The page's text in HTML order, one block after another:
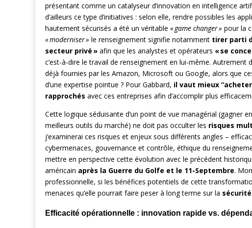
présentant comme un catalyseur d’innovation en intelligence
d’ailleurs ce type d’initiatives : selon elle, rendre possibles les
hautement sécurisés a été un véritable « game changer » pour la
« moderniser » le renseignement signifie notamment tirer parti
secteur privé » afin que les analystes et opérateurs « se
c’est-à-dire le travail de renseignement en lui-même.
déjà fournies par les Amazon, Microsoft ou Google, alors que
d’une expertise pointue ? Pour Gabbard, il vaut mieux
rapprochés avec ces entreprises afin d’accomplir plus
Cette logique séduisante d’un point de vue managérial (gagner
meilleurs outils du marché) ne doit pas occulter les risques
j’examinerai ces risques et enjeux sous différents angles –
cybermenaces, gouvernance et contrôle, éthique du
mettre en perspective cette évolution avec le précédent
américain après la Guerre du Golfe et le 11-Septembre.
professionnelle, si les bénéfices potentiels de cette
menaces qu’elle pourrait faire peser à long terme sur la
Efficacité opérationnelle : innovation rapide vs.